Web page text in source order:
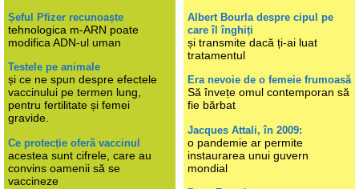
Șeful Pfizer recunoaște
tehnologica m-ARN poate
modifica ADN-ul uman
Testele pe animale
și ce ne spun despre efectele
vaccinului pe termen lung,
pentru fertilitate și femei
gravide.
Ce protecție oferă vaccinul
acestea sunt cifrele, care au
convins oamenii să se
vaccineze
Albert Bourla despre cipul pe
care îl înghiți
și transmite dacă ți-ai luat
tratamentul
Era nevoie de o femeie frumoasă
Să învețe omul contemporan să
fie bărbat
Jacques Attali, în 2009:
o pandemie ar permite
instaurarea unui guvern
mondial